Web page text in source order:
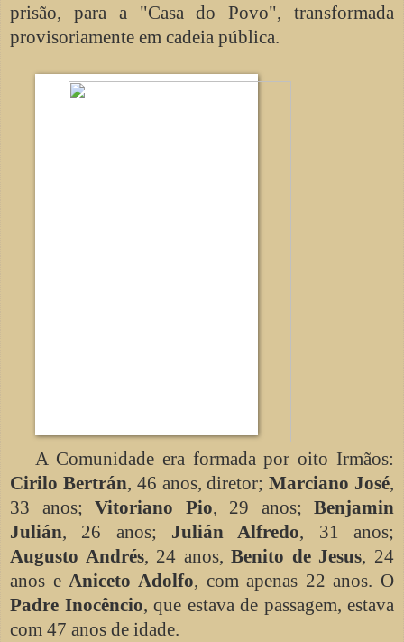
prisão, para a "Casa do Povo", transformada
provisoriamente em cadeia pública.
A Comunidade era formada por oito Irmãos:
Cirilo Bertrán, 46 anos, diretor;Marciano José,
33 anos; Vitoriano Pio, 29 anos; Benjamin
Julián, 26 anos; Julián Alfredo, 31 anos;
Augusto Andrés, 24 anos,Benito de Jesus, 24
anos eAniceto Adolfo, com apenas 22 anos. O
Padre Inocêncio, que estava de passagem, estava
com 47 anos de idade.